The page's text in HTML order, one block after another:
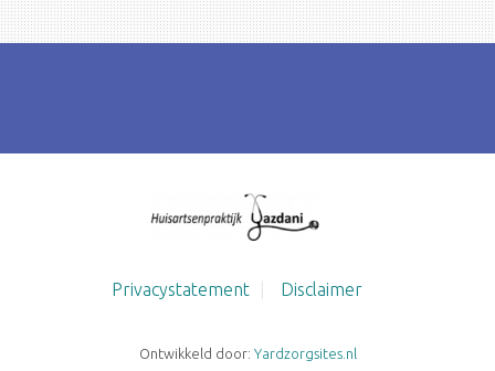
Privacystatement Disclaimer
Ontwikkeld door: Yardzorgsites.nl